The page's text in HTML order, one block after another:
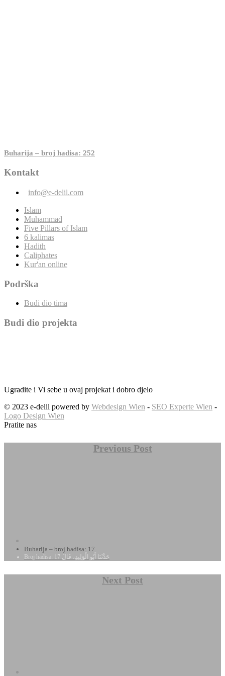
Buharija – broj hadisa: 252
Kontakt
info@e-delil.com
Islam
Muhammad
Five Pillars of Islam
6 kalimas
Hadith
Caliphates
Kur'an online
Podrška
Budi dio tima
Budi dio projekta
Ugradite i Vi sebe u ovaj projekat i dobro djelo
© 2023 e-delil powered by Webdesign Wien - SEO Experte Wien -
Logo Design Wien
Pratite nas
Previous Post
Buharija – broj hadisa: 17
Broj hadisa: 17 حَدَّثَنَا أَبُو الْوَلِيدِ، قَالَ
Next Post